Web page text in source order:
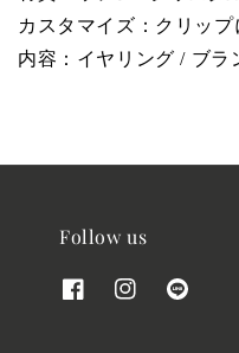
カスタマイズ：クリッ
内容：イヤリング / ブラ
Follow us